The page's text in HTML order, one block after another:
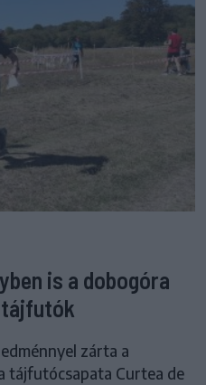
is a dobogóra
tájfutók
zárta a
tájfutócsapata Curtea de